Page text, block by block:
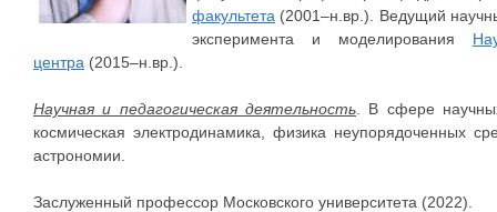
факультета (2001–н.вр.). Ведущий
эксперимента и моделирования
центра (2015–н.вр.).
Научная и педагогическая деятельность. В сфере
космическая электродинамика, физика неупорядоченных
астрономии.
Заслуженный профессор Московского университета (2022).